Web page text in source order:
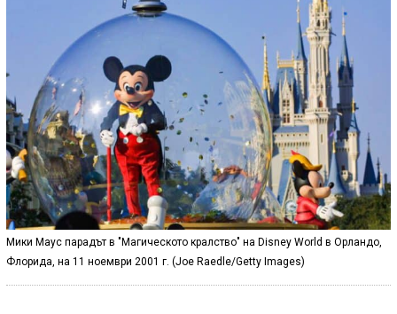
Мики Маус парадът в "Магическото кралство" на Disney World в Орландо,
Флорида, на 11 ноември 2001 г. (Joe Raedle/Getty Images)